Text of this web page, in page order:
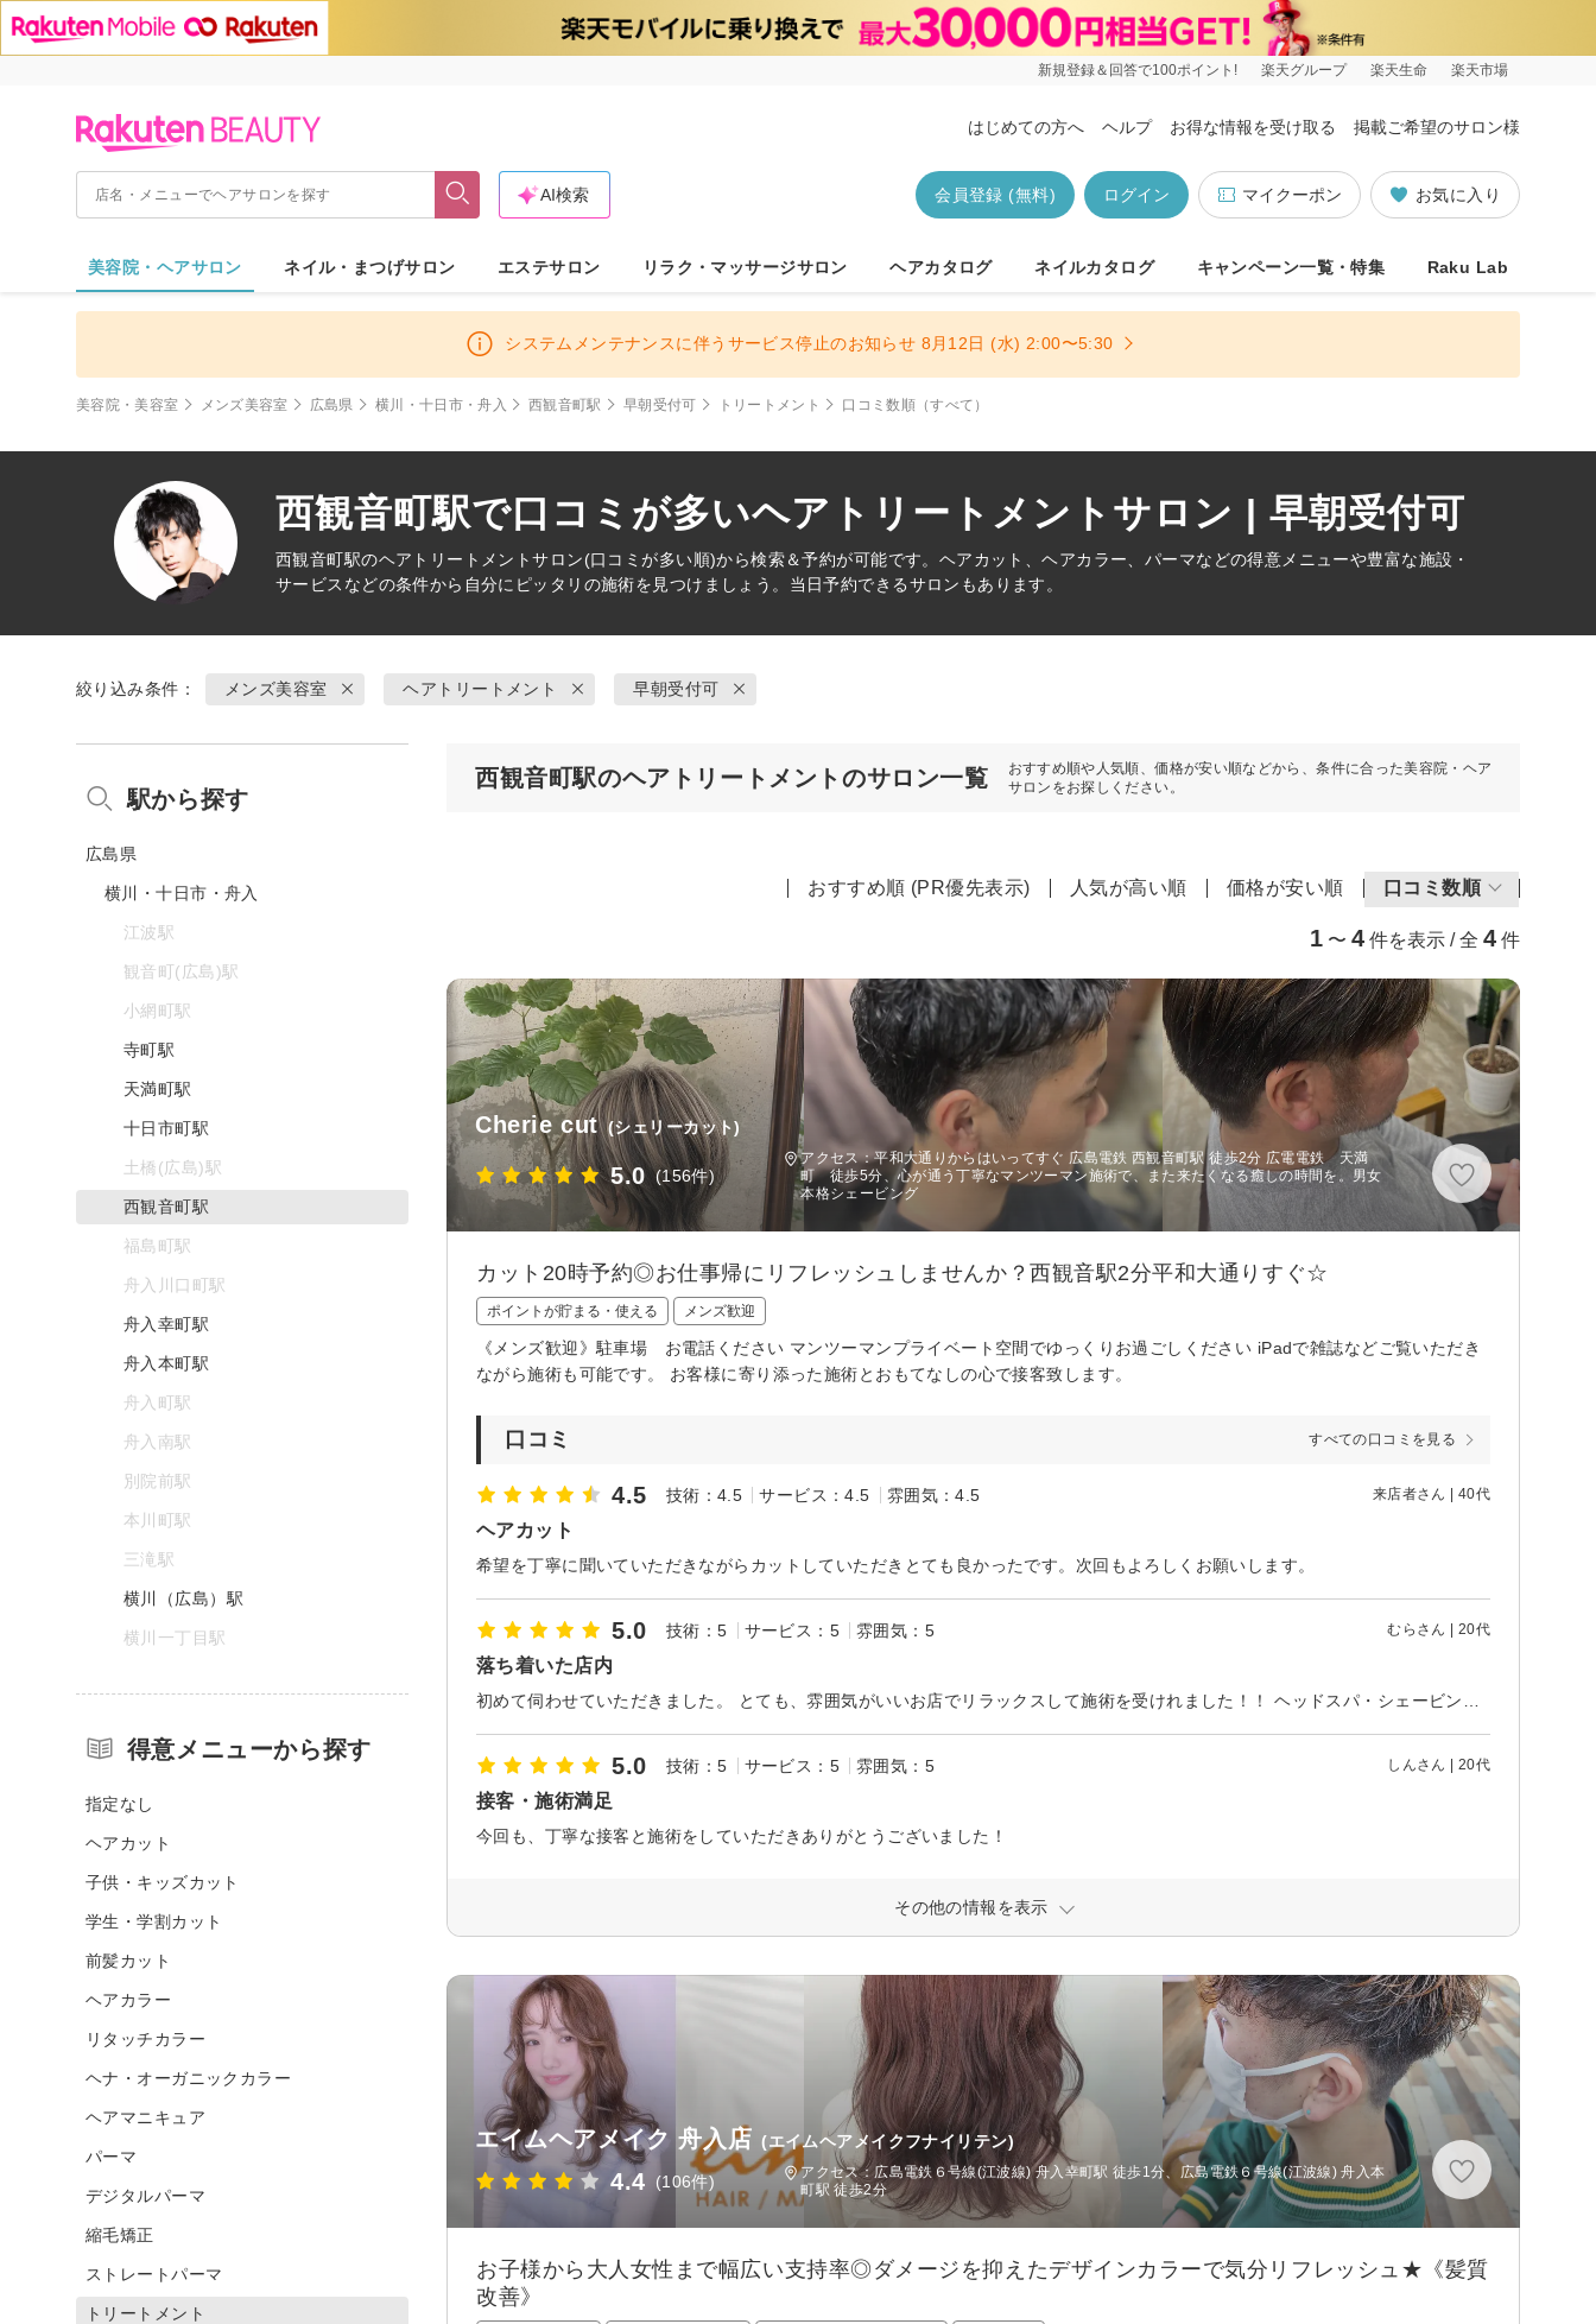
新規登録＆回答で100ポイント! 楽天グループ 楽天生命 楽天市場
はじめての方へ ヘルプ お得な情報を受け取る 掲載ご希望のサロン様
お気に入り
マイクーポン
ログイン
会員登録 (無料)
AI検索
美容院・ヘアサロン ネイル・まつげサロン エステサロン リラク・マッサージサロン ヘアカタログ ネイルカタログ キャンペーン一覧・特集 Raku Lab
システムメンテナンスに伴うサービス停止のお知らせ 8月12日 (水) 2:00〜5:30
美容院・美容室 メンズ美容室 広島県 横川・十日市・舟入 西観音町駅 早朝受付可 トリートメント 口コミ数順（すべて）
西観音町駅で口コミが多いヘアトリートメントサロン | 早朝受付可
西観音町駅のヘアトリートメントサロン(口コミが多い順)から検索＆予約が可能です。ヘアカット、ヘアカラー、パーマなどの得意メニューや豊富な施設・
サービスなどの条件から自分にピッタリの施術を見つけましょう。当日予約できるサロンもあります。
絞り込み条件： メンズ美容室 ヘアトリートメント 早朝受付可
西観音町駅のヘアトリートメントのサロン一覧
おすすめ順や人気順、価格が安い順などから、条件に合った美容院・ヘア
サロンをお探しください。
おすすめ順 (PR優先表示) 人気が高い順 価格が安い順 口コミ数順
1 〜 4 件を表示 / 全 4 件
Cherie cut (シェリーカット)
5.0 (156件)
アクセス：平和大通りからはいってすぐ 広島電鉄 西観音町駅 徒歩2分 広電電鉄 天満
町 徒歩5分、心が通う丁寧なマンツーマン施術で、また来たくなる癒しの時間を。男女
本格シェービング
カット20時予約◎お仕事帰にリフレッシュしませんか？西観音駅2分平和大通りすぐ☆
ポイントが貯まる・使える メンズ歓迎
《メンズ歓迎》駐車場 お電話ください マンツーマンプライベート空間でゆっくりお過ごしください iPadで雑誌などご覧いただき
ながら施術も可能です。 お客様に寄り添った施術とおもてなしの心で接客致します。
口コミ すべての口コミを見る
4.5 技術：4.5 サービス：4.5 雰囲気：4.5 来店者さん | 40代
ヘアカット
希望を丁寧に聞いていただきながらカットしていただきとても良かったです。次回もよろしくお願いします。
5.0 技術：5 サービス：5 雰囲気：5 むらさん | 20代
落ち着いた店内
5.0 技術：5 サービス：5 雰囲気：5 しんさん | 20代
接客・施術満足
今回も、丁寧な接客と施術をしていただきありがとうございました！
その他の情報を表示
エイムヘアメイク 舟入店 (エイムヘアメイクフナイリテン)
4.4 (106件)
アクセス：広島電鉄６号線(江波線) 舟入幸町駅 徒歩1分、広島電鉄６号線(江波線) 舟入本
町駅 徒歩2分
お子様から大人女性まで幅広い支持率◎ダメージを抑えたデザインカラーで気分リフレッシュ★《髪質
改善》
駅から探す
広島県
横川・十日市・舟入
江波駅
観音町(広島)駅
小網町駅
寺町駅
天満町駅
十日市町駅
土橋(広島)駅
西観音町駅
福島町駅
舟入川口町駅
舟入幸町駅
舟入本町駅
舟入町駅
舟入南駅
別院前駅
本川町駅
三滝駅
横川（広島）駅
横川一丁目駅
得意メニューから探す
指定なし
ヘアカット
子供・キッズカット
学生・学割カット
前髪カット
ヘアカラー
リタッチカラー
ヘナ・オーガニックカラー
ヘアマニキュア
パーマ
デジタルパーマ
縮毛矯正
ストレートパーマ
トリートメント